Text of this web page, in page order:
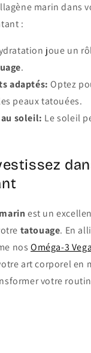
marin dans
:
joue un
.
adaptés: Optez
peaux tatouées.
soleil: Le soleil
est un
tatouage. En
nosOméga-3
art corporel en
votre